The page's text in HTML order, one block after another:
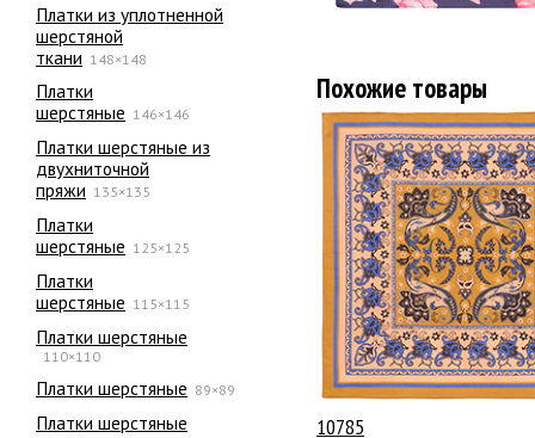
Платки из уплотненной
шерстяной
ткани 148×148
Платки
шерстяные 146×146
Платки шерстяные из
двухниточной
пряжи 135×135
Платки
шерстяные 125×125
Платки
шерстяные 115×115
Платки шерстяные
110×110
Платки шерстяные 89×89
Платки шерстяные
Похожие товары
10785